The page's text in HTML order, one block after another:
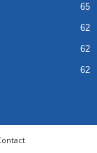
65
62
62
62